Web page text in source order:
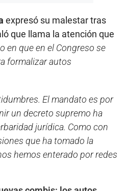
expresó su malestar tras
que llama la atención que
en que en el Congreso se
formalizar autos
El mandato es por
un decreto supremo ha
jurídica. Como con
que ha tomado la
hemos enterado por redes